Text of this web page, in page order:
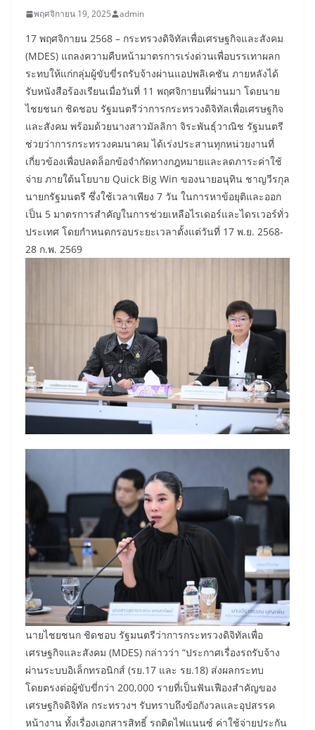
พฤศจิกายน 19, 2025 admin
17 พฤศจิกายน 2568 – กระทรวงดิจิทัลเพื่อเศรษฐกิจและสังคม
(MDES) แถลงความคืบหน้ามาตรการเร่งด่วนเพื่อบรรเทาผลก
ระทบให้แก่กลุ่มผู้ขับขี่รถรับจ้างผ่านแอปพลิเคชัน ภายหลังได้
รับหนังสือร้องเรียนเมื่อวันที่ 11 พฤศจิกายนที่ผ่านมา โดยนาย
ไชยชนก ชิดชอบ รัฐมนตรีว่าการกระทรวงดิจิทัลเพื่อเศรษฐกิจ
และสังคม พร้อมด้วยนางสาวมัลลิกา จิระพันธุ์วาณิช รัฐมนตรี
ช่วยว่าการกระทรวงคมนาคม ได้เร่งประสานทุกหน่วยงานที่
เกี่ยวข้องเพื่อปลดล็อกข้อจำกัดทางกฎหมายและลดภาระค่าใช้
จ่าย ภายใต้นโยบาย Quick Big Win ของนายอนุทิน ชาญวีรกุล
นายกรัฐมนตรี ซึ่งใช้เวลาเพียง 7 วัน ในการหาข้อยุติและออก
เป็น 5 มาตรการสำคัญในการช่วยเหลือไรเดอร์และไดรเวอร์ทั่ว
ประเทศ โดยกำหนดกรอบระยะเวลาตั้งแต่วันที่ 17 พ.ย. 2568-
28 ก.พ. 2569
นายไชยชนก ชิดชอบ รัฐมนตรีว่าการกระทรวงดิจิทัลเพื่อ
เศรษฐกิจและสังคม (MDES) กล่าวว่า “ประกาศเรื่องรถรับจ้าง
ผ่านระบบอิเล็กทรอนิกส์ (รย.17 และ รย.18) ส่งผลกระทบ
โดยตรงต่อผู้ขับขี่กว่า 200,000 รายที่เป็นฟันเฟืองสำคัญของ
เศรษฐกิจดิจิทัล กระทรวงฯ รับทราบถึงข้อกังวลและอุปสรรค
หน้างาน ทั้งเรื่องเอกสารสิทธิ์ รถติดไฟแนนซ์ ค่าใช้จ่ายประกัน